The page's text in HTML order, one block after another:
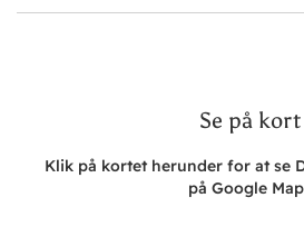
Se på kort
Klik på kortet herunder for at se
på Google